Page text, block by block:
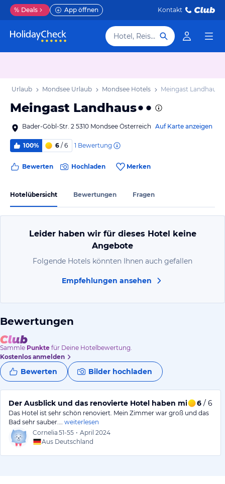
% Deals App öffnen Kontakt
Hotel, Reiseziel
Urlaub Mondsee Urlaub Mondsee Hotels Meingast Landhaus
Meingast Landhaus
Bader-Göbl-Str. 2 5310 Mondsee Österreich Auf Karte anzeigen
100% 6 / 6 1 Bewertung
Bewerten Hochladen Merken
Hotelübersicht Bewertungen Fragen
Leider haben wir für dieses Hotel keine
Angebote
Folgende Hotels könnten Ihnen auch gefallen
Empfehlungen ansehen
Bewertungen
Sammle Punkte für Deine Hotelbewertung.
Kostenlos anmelden
Bewerten Bilder hochladen
Der Ausblick und das renovierte Hotel haben mir gefallen.
6 / 6
Das Hotel ist sehr schön renoviert. Mein Zimmer war groß und das
Bad sehr sauber.…
weiterlesen
Cornelia 51-55 • April 2024
Aus Deutschland